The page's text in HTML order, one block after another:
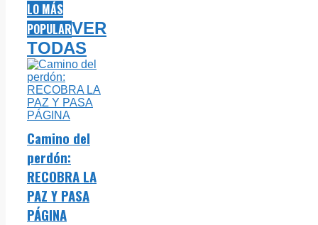
LO MÁS
POPULARVER
TODAS
Camino del
perdón:
RECOBRA LA
PAZ Y PASA
PÁGINA